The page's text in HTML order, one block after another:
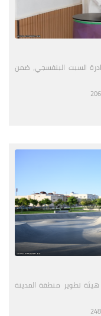
السبت البنفسجي، ضمن
206
- الخميس 6 يونيو 2026: تعتزم هيئة تطوير منطقة المدينة
248